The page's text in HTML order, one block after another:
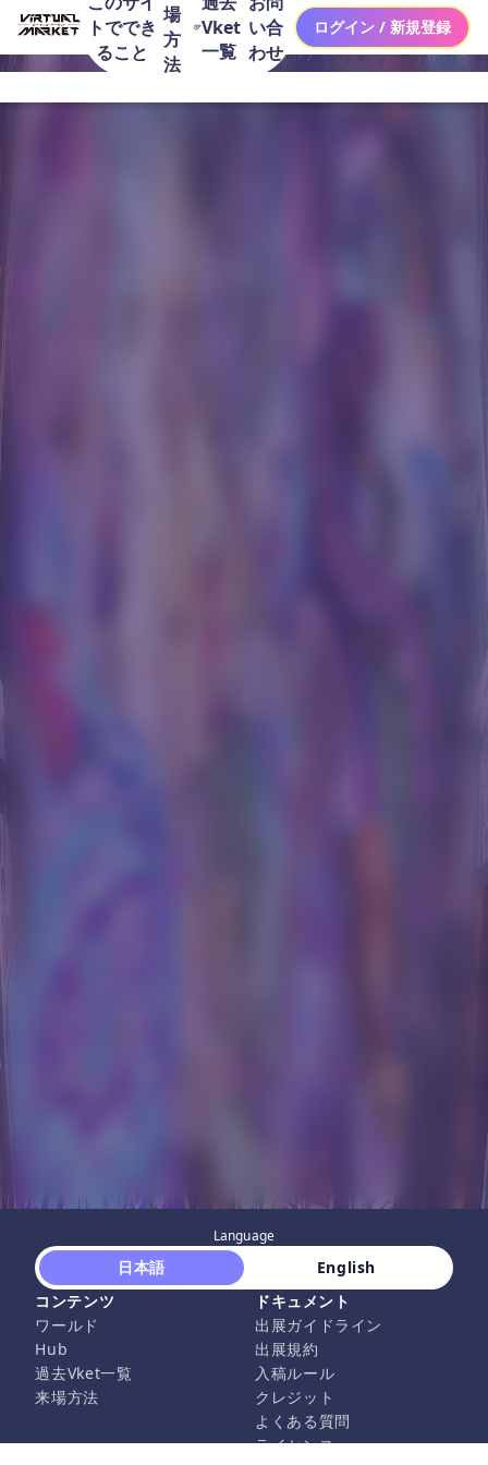
トででき
ること
場
方
法
Vket
一覧
い合
わせ
ログイン / 新規登録
Language
日本語
English
コンテンツ
ワールド
Hub
過去Vket一覧
来場方法
ドキュメント
出展ガイドライン
出展規約
入稿ルール
クレジット
よくある質問
ライセンス